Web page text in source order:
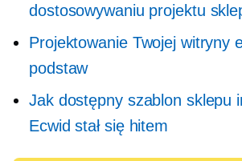
dostosowywaniu projektu
Projektowanie Twojej witryny
podstaw
Jak dostępny szablon sklepu
Ecwid stał się hitem